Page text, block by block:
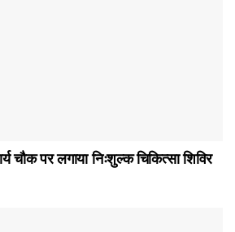
चौक पर लगाया निःशुल्क चिकित्सा शिविर